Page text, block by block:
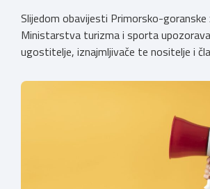
Slijedom obavijesti Primorsko-goranske
Ministarstva turizma i sporta
ugostitelje, iznajmljivače te nositelje i
privremenih rješenja izdanih sukladno
1. siječnja 2025. godine više ne mogu
zahtjevi za izdavanje privremenih